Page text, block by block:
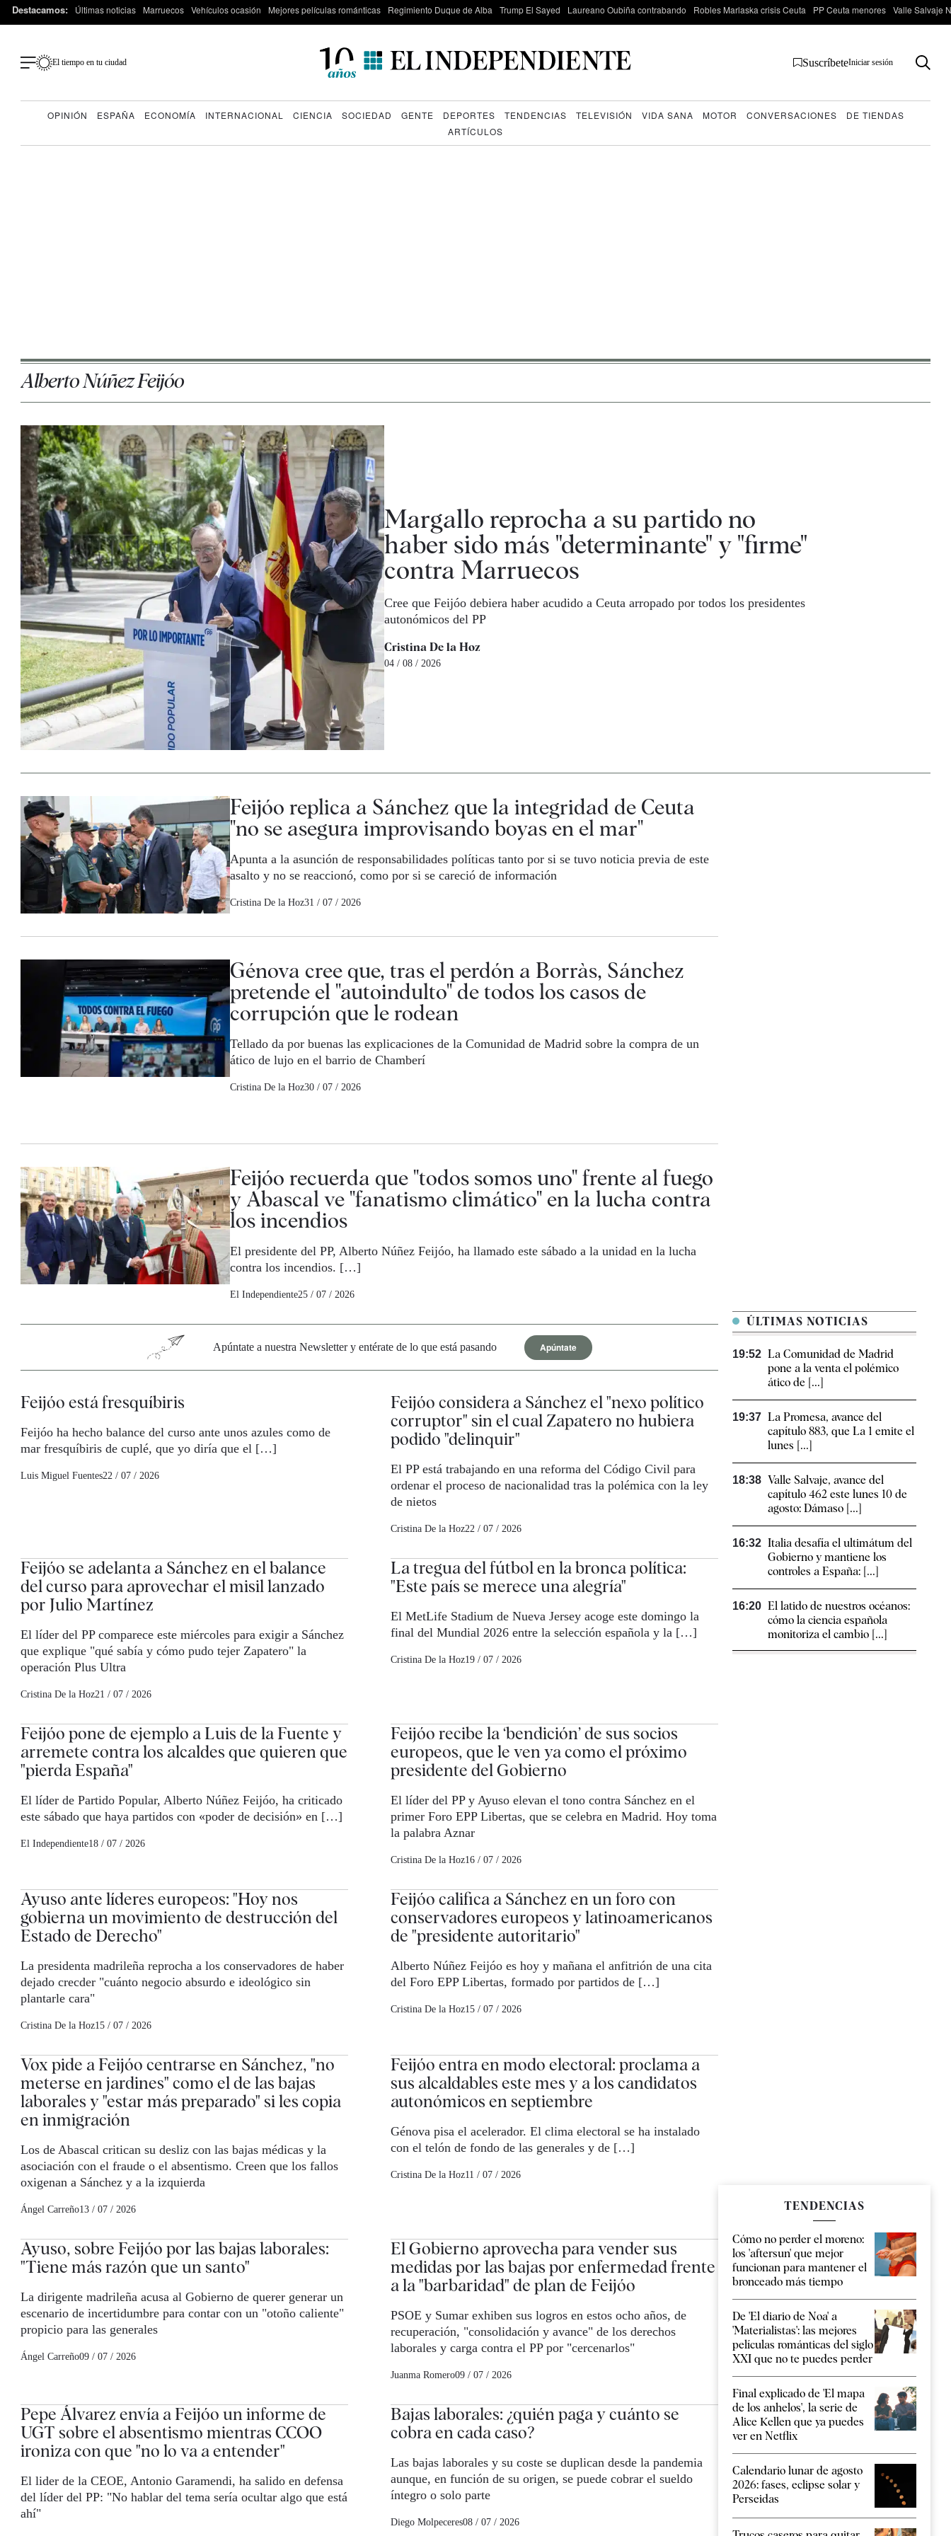
Destacamos: Últimas noticias Marruecos Vehículos ocasión Mejores películas románticas Regimiento Duque de Alba Trump El Sayed Laureano Oubiña contrabando Robles Marlaska crisis Ceuta PP Ceuta menores Valle Salvaje
El tiempo en tu ciudad SuscríbeteIniciar sesión
OPINIÓN ESPAÑA ECONOMÍA INTERNACIONAL CIENCIA SOCIEDAD GENTE DEPORTES TENDENCIAS TELEVISIÓN VIDA SANA MOTOR CONVERSACIONES
DE TIENDAS
ARTÍCULOS
Alberto Núñez Feijóo
Margallo reprocha a su partido no
haber sido más "determinante" y "firme"
contra Marruecos
Cree que Feijóo debiera haber acudido a Ceuta arropado por todos los presidentes
autonómicos del PP
Cristina De la Hoz
04 / 08 / 2026
Feijóo replica a Sánchez que la integridad de Ceuta
"no se asegura improvisando boyas en el mar"
Apunta a la asunción de responsabilidades políticas tanto por si se tuvo noticia previa de este
asalto y no se reaccionó, como por si se careció de información
Cristina De la Hoz31 / 07 / 2026
Génova cree que, tras el perdón a Borràs, Sánchez
pretende el "autoindulto" de todos los casos de
corrupción que le rodean
Tellado da por buenas las explicaciones de la Comunidad de Madrid sobre la compra de un
ático de lujo en el barrio de Chamberí
Cristina De la Hoz30 / 07 / 2026
Feijóo recuerda que "todos somos uno" frente al fuego
y Abascal ve "fanatismo climático" en la lucha contra
los incendios
El presidente del PP, Alberto Núñez Feijóo, ha llamado este sábado a la unidad en la lucha
contra los incendios. […]
El Independiente25 / 07 / 2026
Apúntate a nuestra Newsletter y entérate de lo que está pasando Apúntate
Feijóo está fresquíbiris
Feijóo ha hecho balance del curso ante unos azules como de
mar fresquíbiris de cuplé, que yo diría que el […]
Luis Miguel Fuentes22 / 07 / 2026
Feijóo considera a Sánchez el "nexo político
corruptor" sin el cual Zapatero no hubiera
podido "delinquir"
El PP está trabajando en una reforma del Código Civil para
ordenar el proceso de nacionalidad tras la polémica con la ley
de nietos
Cristina De la Hoz22 / 07 / 2026
Feijóo se adelanta a Sánchez en el balance
del curso para aprovechar el misil lanzado
por Julio Martínez
El líder del PP comparece este miércoles para exigir a Sánchez
que explique "qué sabía y cómo pudo tejer Zapatero" la
operación Plus Ultra
Cristina De la Hoz21 / 07 / 2026
La tregua del fútbol en la bronca política:
"Este país se merece una alegría"
El MetLife Stadium de Nueva Jersey acoge este domingo la
final del Mundial 2026 entre la selección española y la […]
Cristina De la Hoz19 / 07 / 2026
Feijóo pone de ejemplo a Luis de la Fuente y
arremete contra los alcaldes que quieren que
"pierda España"
El líder de Partido Popular, Alberto Núñez Feijóo, ha criticado
este sábado que haya partidos con «poder de decisión» en […]
El Independiente18 / 07 / 2026
Feijóo recibe la ‘bendición’ de sus socios
europeos, que le ven ya como el próximo
presidente del Gobierno
El líder del PP y Ayuso elevan el tono contra Sánchez en el
primer Foro EPP Libertas, que se celebra en Madrid. Hoy toma
la palabra Aznar
Cristina De la Hoz16 / 07 / 2026
Ayuso ante líderes europeos: "Hoy nos
gobierna un movimiento de destrucción del
Estado de Derecho"
La presidenta madrileña reprocha a los conservadores de haber
dejado crecder "cuánto negocio absurdo e ideológico sin
plantarle cara"
Cristina De la Hoz15 / 07 / 2026
Feijóo califica a Sánchez en un foro con
conservadores europeos y latinoamericanos
de "presidente autoritario"
Alberto Núñez Feijóo es hoy y mañana el anfitrión de una cita
del Foro EPP Libertas, formado por partidos de […]
Cristina De la Hoz15 / 07 / 2026
Vox pide a Feijóo centrarse en Sánchez, "no
meterse en jardines" como el de las bajas
laborales y "estar más preparado" si les copia
en inmigración
Los de Abascal critican su desliz con las bajas médicas y la
asociación con el fraude o el absentismo. Creen que los fallos
oxigenan a Sánchez y a la izquierda
Ángel Carreño13 / 07 / 2026
Feijóo entra en modo electoral: proclama a
sus alcaldables este mes y a los candidatos
autonómicos en septiembre
Génova pisa el acelerador. El clima electoral se ha instalado
con el telón de fondo de las generales y de […]
Cristina De la Hoz11 / 07 / 2026
Ayuso, sobre Feijóo por las bajas laborales:
"Tiene más razón que un santo"
La dirigente madrileña acusa al Gobierno de querer generar un
escenario de incertidumbre para contar con un "otoño caliente"
propicio para las generales
Ángel Carreño09 / 07 / 2026
El Gobierno aprovecha para vender sus
medidas por las bajas por enfermedad frente
a la "barbaridad" de plan de Feijóo
PSOE y Sumar exhiben sus logros en estos ocho años, de
recuperación, "consolidación y avance" de los derechos
laborales y carga contra el PP por "cercenarlos"
Juanma Romero09 / 07 / 2026
Pepe Álvarez envía a Feijóo un informe de
UGT sobre el absentismo mientras CCOO
ironiza con que "no lo va a entender"
El lider de la CEOE, Antonio Garamendi, ha salido en defensa
del líder del PP: "No hablar del tema sería ocultar algo que está
ahí"
Bajas laborales: ¿quién paga y cuánto se
cobra en cada caso?
Las bajas laborales y su coste se duplican desde la pandemia
aunque, en función de su origen, se puede cobrar el sueldo
íntegro o solo parte
Diego Molpeceres08 / 07 / 2026
ÚLTIMAS NOTICIAS
19:52 La Comunidad de Madrid
pone a la venta el polémico
ático de [...]
19:37 La Promesa, avance del
capítulo 883, que La 1 emite el
lunes [...]
18:38 Valle Salvaje, avance del
capítulo 462 este lunes 10 de
agosto: Dámaso [...]
16:32 Italia desafía el ultimátum del
Gobierno y mantiene los
controles a España: [...]
16:20 El latido de nuestros océanos:
cómo la ciencia española
monitoriza el cambio [...]
TENDENCIAS
Cómo no perder el moreno:
los 'aftersun' que mejor
funcionan para mantener el
bronceado más tiempo
De 'El diario de Noa' a
'Materialistas': las mejores
películas románticas del siglo
XXI que no te puedes perder
Final explicado de 'El mapa
de los anhelos', la serie de
Alice Kellen que ya puedes
ver en Netflix
Calendario lunar de agosto
2026: fases, eclipse solar y
Perseidas